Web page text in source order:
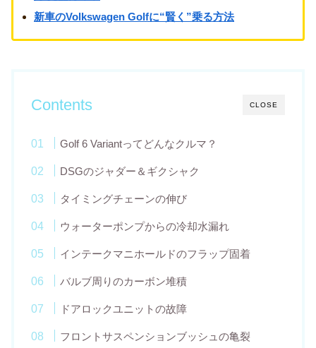
新車のVolkswagen Golfに“賢く”乗る方法
CLOSE
Contents
Golf 6 Variantってどんなクルマ？
DSGのジャダー＆ギクシャク
タイミングチェーンの伸び
ウォーターポンプからの冷却水漏れ
インテークマニホールドのフラップ固着
バルブ周りのカーボン堆積
ドアロックユニットの故障
フロントサスペンションブッシュの亀裂